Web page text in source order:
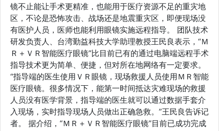
镜不止能让手术更精准，也能用于医疗资源不足的重灾地
区，不论是恐怖攻击、战场还是地震重灾区，即便现场没
有医护人员，医师也能利用眼镜实施远程指导。 团队技术
研发负责人、台湾勤益科技大学助理教授王民良表示，“Ｍ
Ｒ＋ＶＲ智能医疗眼镜”比目前已有的通过电脑端远程手术
指导技术更为简单、便捷，但对所在地网络有一定要求。
“指导端的医生使用ＶＲ眼镜，现场救援人员使用ＭＲ智能
医疗眼镜。很多情况下，能第一时间抵达灾难现场的救援
人员没有医学背景，指导端的医生就可以通过数据手套介
入现场，实时指导现场人员做出正确急救。”王民良告诉记
者。 据介绍，“ＭＲ＋ＶＲ智能医疗眼镜”目前已成功完成